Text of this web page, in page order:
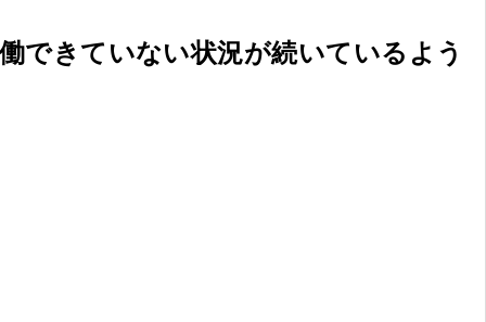
できていない状況が続いているよう